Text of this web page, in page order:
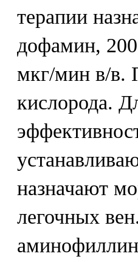
терапии
дофамин,
мкг/мин в/в.
кислорода.
назначают
легочных